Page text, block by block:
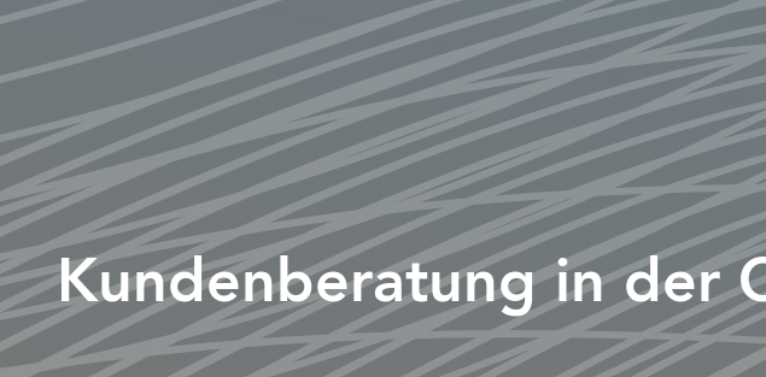
Kundenberatung in der